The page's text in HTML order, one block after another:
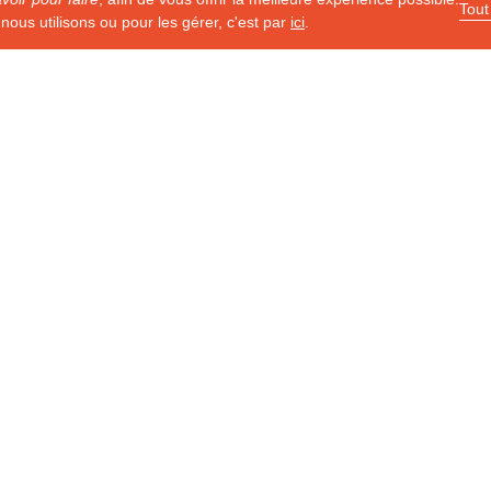
utilisons ou pour les gérer, c'est par ici